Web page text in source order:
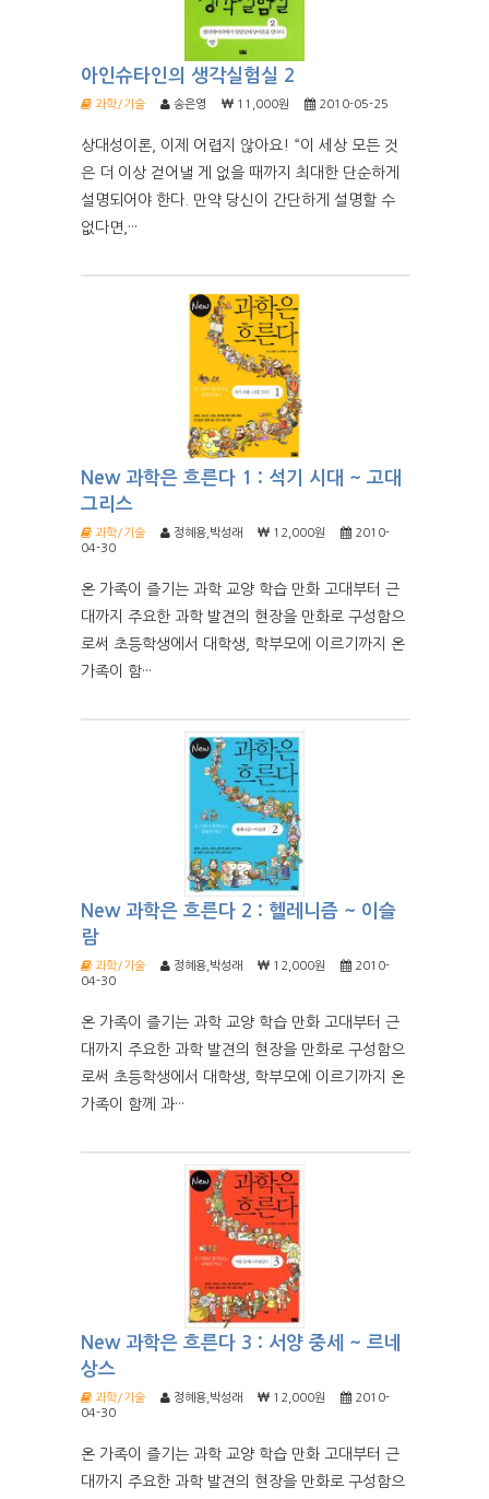
아인슈타인의 생각실험실 2
과학/기술 송은영 11,000원 2010-05-25
상대성이론, 이제 어렵지 않아요! “이 세상 모든 것
은 더 이상 걷어낼 게 없을 때까지 최대한 단순하게
설명되어야 한다. 만약 당신이 간단하게 설명할 수
없다면,···
New 과학은 흐른다 1 : 석기 시대 ~ 고대
그리스
과학/기술 정혜용,박성래 12,000원
2010-
04-30
온 가족이 즐기는 과학 교양 학습 만화 고대부터 근
대까지 주요한 과학 발견의 현장을 만화로 구성함으
로써 초등학생에서 대학생, 학부모에 이르기까지 온
가족이 함···
New 과학은 흐른다 2 : 헬레니즘 ~ 이슬
람
과학/기술 정혜용,박성래 12,000원
2010-
04-30
온 가족이 즐기는 과학 교양 학습 만화 고대부터 근
대까지 주요한 과학 발견의 현장을 만화로 구성함으
로써 초등학생에서 대학생, 학부모에 이르기까지 온
가족이 함께 과···
New 과학은 흐른다 3 : 서양 중세 ~ 르네
상스
과학/기술 정혜용,박성래 12,000원
2010-
04-30
온 가족이 즐기는 과학 교양 학습 만화 고대부터 근
대까지 주요한 과학 발견의 현장을 만화로 구성함으